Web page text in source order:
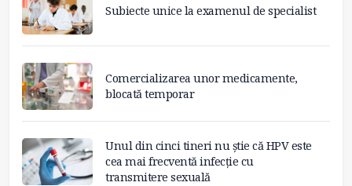
Subiecte unice la examenul de specialist
Comercializarea unor medicamente,
blocată temporar
Unul din cinci tineri nu știe că HPV este
cea mai frecventă infecție cu
transmitere sexuală